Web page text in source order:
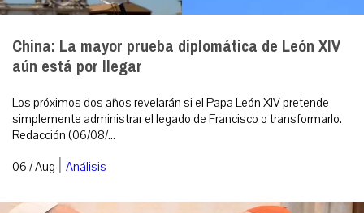
China: La mayor prueba diplomática de León XIV
aún está por llegar
Los próximos dos años revelarán si el Papa León XIV pretende
simplemente administrar el legado de Francisco o transformarlo.
Redacción (06/08/...
06 / Aug | Análisis